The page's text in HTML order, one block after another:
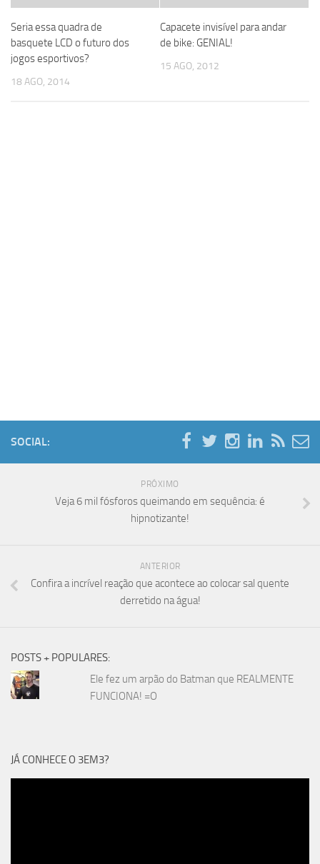
Seria essa quadra de
basquete LCD o futuro dos
jogos esportivos?
18 AGO, 2014
Capacete invisível para andar
de bike: GENIAL!
15 AGO, 2012
SOCIAL:
PRÓXIMO
Veja 6 mil fósforos queimando em sequência: é
hipnotizante!
ANTERIOR
Confira a incrível reação que acontece ao colocar sal quente
derretido na água!
POSTS + POPULARES:
Ele fez um arpão do Batman que REALMENTE
FUNCIONA! =O
JÁ CONHECE O 3EM3?